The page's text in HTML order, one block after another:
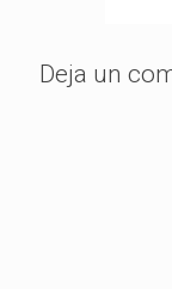
Deja un